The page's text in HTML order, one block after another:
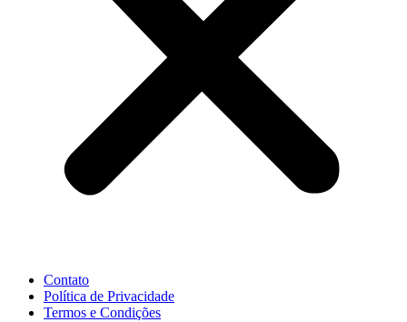
Contato
Política de Privacidade
Termos e Condições